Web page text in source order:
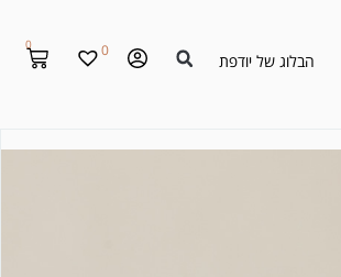
0 0
הבלוג של יודפת